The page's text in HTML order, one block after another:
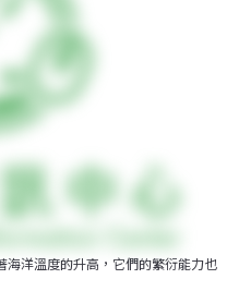
洋溫度的升高，它們的繁衍能力也